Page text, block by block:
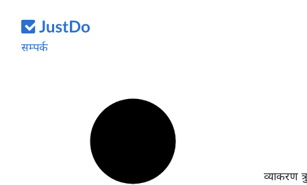
सम्पर्क
व्याकरण